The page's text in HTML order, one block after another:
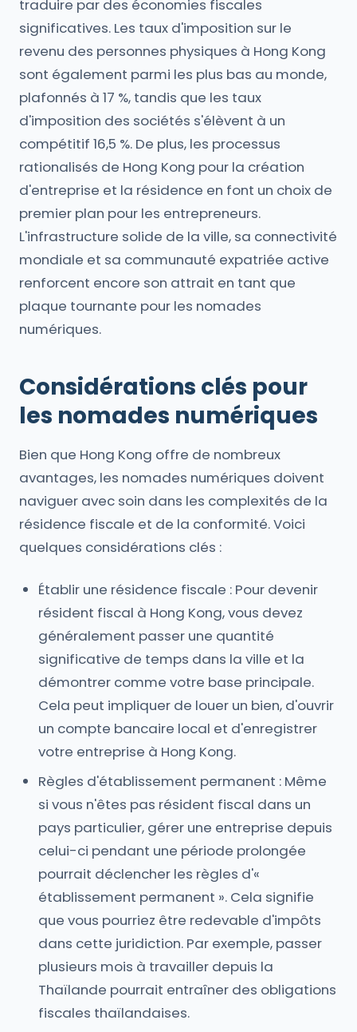
traduire par des économies fiscales
significatives. Les taux d'imposition sur le
revenu des personnes physiques à Hong Kong
sont également parmi les plus bas au monde,
plafonnés à 17 %, tandis que les taux
d'imposition des sociétés s'élèvent à un
compétitif 16,5 %. De plus, les processus
rationalisés de Hong Kong pour la création
d'entreprise et la résidence en font un choix de
premier plan pour les entrepreneurs.
L'infrastructure solide de la ville, sa connectivité
mondiale et sa communauté expatriée active
renforcent encore son attrait en tant que
plaque tournante pour les nomades
numériques.
Considérations clés pour
les nomades numériques
Bien que Hong Kong offre de nombreux
avantages, les nomades numériques doivent
naviguer avec soin dans les complexités de la
résidence fiscale et de la conformité. Voici
quelques considérations clés :
Établir une résidence fiscale : Pour devenir
résident fiscal à Hong Kong, vous devez
généralement passer une quantité
significative de temps dans la ville et la
démontrer comme votre base principale.
Cela peut impliquer de louer un bien, d'ouvrir
un compte bancaire local et d'enregistrer
votre entreprise à Hong Kong.
Règles d'établissement permanent : Même
si vous n'êtes pas résident fiscal dans un
pays particulier, gérer une entreprise depuis
celui-ci pendant une période prolongée
pourrait déclencher les règles d'«
établissement permanent ». Cela signifie
que vous pourriez être redevable d'impôts
dans cette juridiction. Par exemple, passer
plusieurs mois à travailler depuis la
Thaïlande pourrait entraîner des obligations
fiscales thaïlandaises.